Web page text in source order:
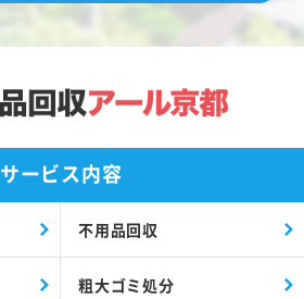
サービス内容
不用品回収
粗大ゴミ処分